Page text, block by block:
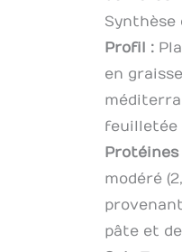
Synthèse
Profil :
en
feuilletée
Protéines
modéré
pâte et